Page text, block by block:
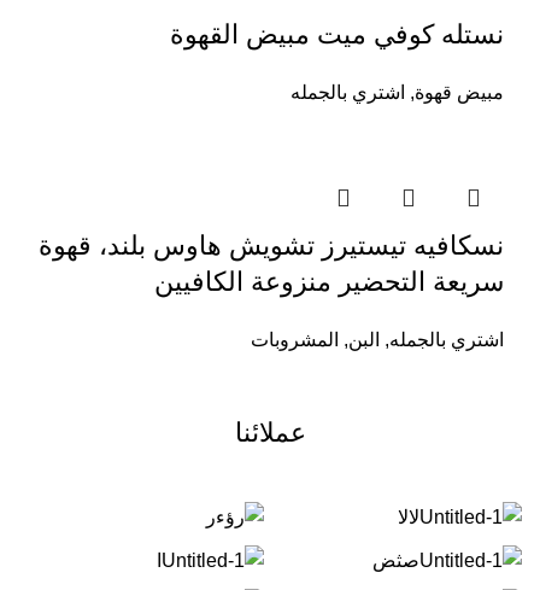
نستله كوفي ميت مبيض القهوة
مبيض قهوة, اشتري بالجمله
نسكافيه تيستيرز تشويش هاوس بلند، قهوة
سريعة التحضير منزوعة الكافيين
اشتري بالجمله, البن, المشروبات
عملائنا